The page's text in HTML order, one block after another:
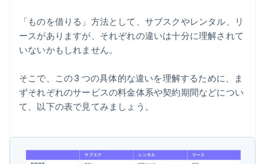
「ものを借りる」方法として、サブスクやレンタル、リ
ースがありますが、それぞれの違いは十分に理解されて
いないかもしれません。
そこで、この 3 つの具体的な違いを理解するために、ま
ずそれぞれのサービスの料金体系や契約期間などについ
て、以下の表で見てみましょう。